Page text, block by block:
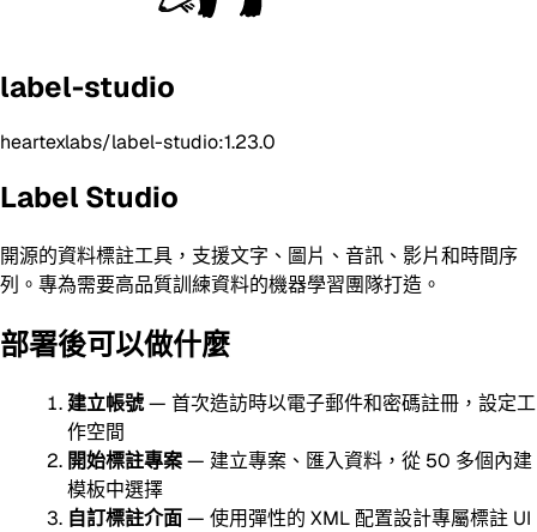
label-studio
heartexlabs/label-studio:1.23.0
Label Studio
開源的資料標註工具，支援文字、圖片、音訊、影片和時間序
列。專為需要高品質訓練資料的機器學習團隊打造。
部署後可以做什麼
建立帳號— 首次造訪時以電子郵件和密碼註冊，設定工
作空間
開始標註專案— 建立專案、匯入資料，從 50 多個內建
模板中選擇
自訂標註介面— 使用彈性的 XML 配置設計專屬標註 UI